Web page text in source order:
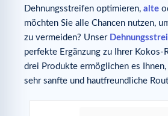
Dehnungsstreifen optimieren, alte
möchten Sie alle Chancen nutzen,
zu vermeiden? Unser
perfekte Ergänzung zu Ihrer Kokos-
drei Produkte ermöglichen es
sehr sanfte und hautfreundliche